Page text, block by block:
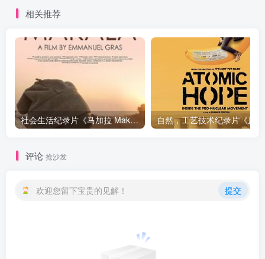
相关推荐
社会生活纪录片《马加拉 Makala》下载
评论 抢沙发
欢迎您留下宝贵的见解！ 提交